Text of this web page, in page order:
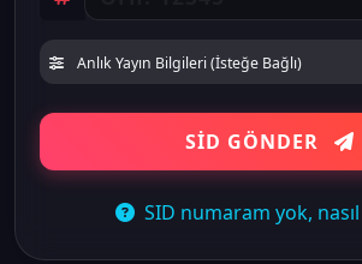
Anlık Yayın Bilgileri (İsteğe Bağlı)
SİD GÖNDER
SID numaram yok, nasıl